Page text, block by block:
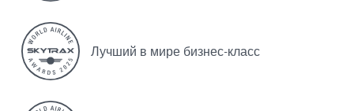
Лучший в мире бизнес-класс